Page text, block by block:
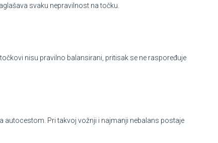
svaku nepravilnost na točku.
nisu pravilno balansirani, pritisak se ne raspoređuje
autocestom. Pri takvoj vožnji i najmanji nebalans postaje